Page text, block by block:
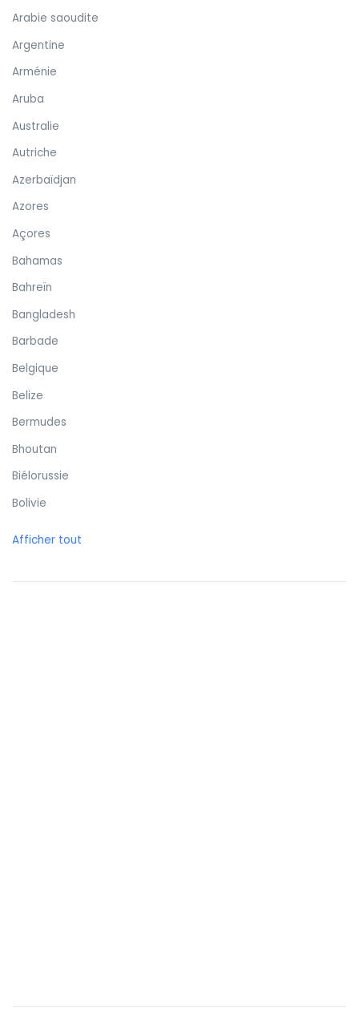
Arabie saoudite
Argentine
Arménie
Aruba
Australie
Autriche
Azerbaïdjan
Azores
Açores
Bahamas
Bahreïn
Bangladesh
Barbade
Belgique
Belize
Bermudes
Bhoutan
Biélorussie
Bolivie
Botswana
Afficher tout